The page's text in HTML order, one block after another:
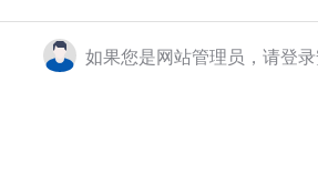
如果您是网站管理员，请登